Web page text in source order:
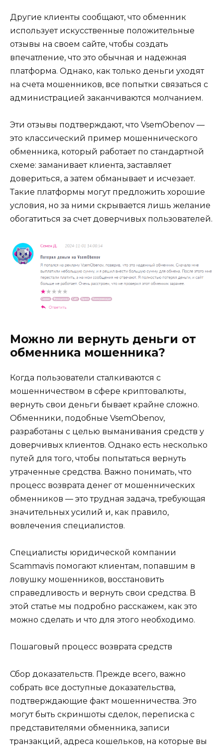
Другие клиенты сообщают, что обменник
использует искусственные положительные
отзывы на своем сайте, чтобы создать
впечатление, что это обычная и надежная
платформа. Однако, как только деньги уходят
на счета мошенников, все попытки связаться с
администрацией заканчиваются молчанием.
Эти отзывы подтверждают, что VsemObenov —
это классический пример мошеннического
обменника, который работает по стандартной
схеме: заманивает клиента, заставляет
довериться, а затем обманывает и исчезает.
Такие платформы могут предложить хорошие
условия, но за ними скрывается лишь желание
обогатиться за счет доверчивых пользователей.
Можно ли вернуть деньги от
обменника мошенника?
Когда пользователи сталкиваются с
мошенничеством в сфере криптовалюты,
вернуть свои деньги бывает крайне сложно.
Обменники, подобные VsemObenov,
разработаны с целью выманивания средств у
доверчивых клиентов. Однако есть несколько
путей для того, чтобы попытаться вернуть
утраченные средства. Важно понимать, что
процесс возврата денег от мошеннических
обменников — это трудная задача, требующая
значительных усилий и, как правило,
вовлечения специалистов.
Специалисты юридической компании
Scammavis помогают клиентам, попавшим в
ловушку мошенников, восстановить
справедливость и вернуть свои средства. В
этой статье мы подробно расскажем, как это
можно сделать и что для этого необходимо.
Пошаговый процесс возврата средств
Сбор доказательств. Прежде всего, важно
собрать все доступные доказательства,
подтверждающие факт мошенничества. Это
могут быть скриншоты сделок, переписка с
представителями обменника, записи
транзакций, адреса кошельков, на которые вы